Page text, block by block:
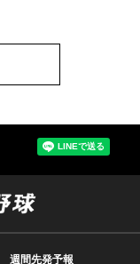
週間先発予報